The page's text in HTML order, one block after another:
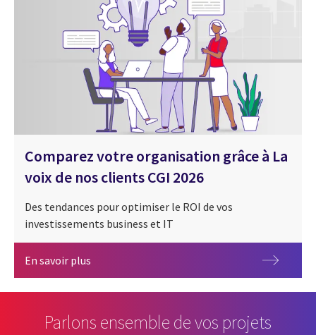
Comparez votre organisation grâce à La
voix de nos clients CGI 2026
Des tendances pour optimiser le ROI de vos
investissements business et IT
En savoir plus Comparez votre organisation grâce à La voix
Parlons ensemble de vos projets